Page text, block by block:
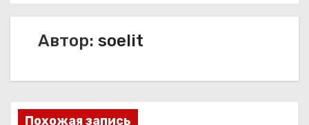
Автор: soelit
Похожая запись